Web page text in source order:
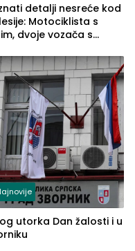
detalji nesreće kod
Motociklista s
dvoje vozača s
utorka Dan žalosti i u